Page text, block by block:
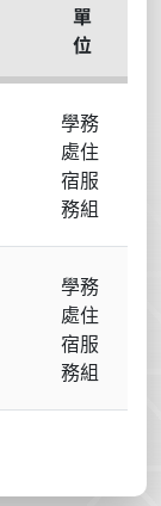
單
位
學務
處住
宿服
務組
學務
處住
宿服
務組